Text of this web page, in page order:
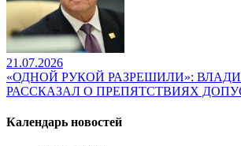
21.07.2026
«ОДНОЙ РУКОЙ РАЗРЕШИЛИ»:
РАССКАЗАЛ О ПРЕПЯТСТВИЯХ
Календарь новостей